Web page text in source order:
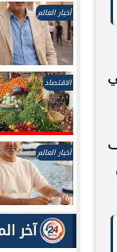
أخبار العالم
الاقتصاد
أخبار العالم
آخر